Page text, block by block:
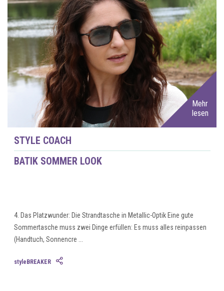
Mehr
lesen
STYLE COACH
BATIK SOMMER LOOK
4. Das Platzwunder: Die Strandtasche in Metallic-Optik Eine gute
Sommertasche muss zwei Dinge erfüllen: Es muss alles reinpassen
(Handtuch, Sonnencre ...
styleBREAKER